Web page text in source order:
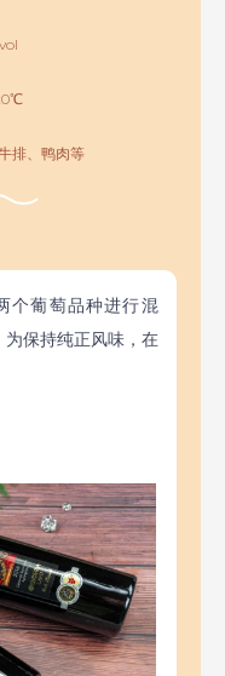
排、鸭肉等
个葡萄品种进行混
保持纯正风味，在